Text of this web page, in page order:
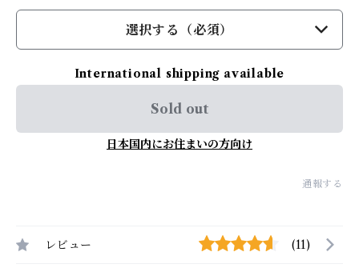
選択する（必須）
International shipping available
Sold out
日本国内にお住まいの方向け
通報する
レビュー (11)